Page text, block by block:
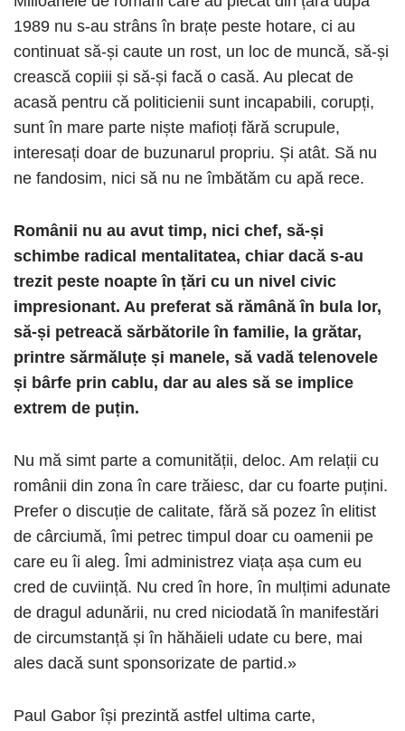
1989 nu s-au strâns în brațe peste hotare, ci au
continuat să-și caute un rost, un loc de muncă, să-și
crească copiii și să-și facă o casă. Au plecat de
acasă pentru că politicienii sunt incapabili, corupți,
sunt în mare parte niște mafioți fără scrupule,
interesați doar de buzunarul propriu. Și atât. Să nu
ne fandosim, nici să nu ne îmbătăm cu apă rece.
Românii nu au avut timp, nici chef, să-și
schimbe radical mentalitatea, chiar dacă s-au
trezit peste noapte în țări cu un nivel civic
impresionant. Au preferat să rămână în bula lor,
să-și petreacă sărbătorile în familie, la grătar,
printre sărmăluțe și manele, să vadă telenovele
și bârfe prin cablu, dar au ales să se implice
extrem de puțin.
Nu mă simt parte a comunității, deloc. Am relații cu
românii din zona în care trăiesc, dar cu foarte puțini.
Prefer o discuție de calitate, fără să pozez în elitist
de cârciumă, îmi petrec timpul doar cu oamenii pe
care eu îi aleg. Îmi administrez viața așa cum eu
cred de cuviință. Nu cred în hore, în mulțimi adunate
de dragul adunării, nu cred niciodată în manifestări
de circumstanță și în hăhăieli udate cu bere, mai
ales dacă sunt sponsorizate de partid.»
Paul Gabor își prezintă astfel ultima carte,